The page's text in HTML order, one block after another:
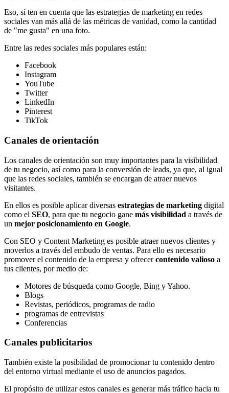
Eso, sí ten en cuenta que las estrategias de marketing en redes
sociales van más allá de las métricas de vanidad, como la cantidad
de "me gusta" en una foto.
Entre las redes sociales más populares están:
Facebook
Instagram
YouTube
Twitter
LinkedIn
Pinterest
TikTok
Canales de orientación
Los canales de orientación son muy importantes para la visibilidad
de tu negocio, así como para la conversión de leads, ya que, al igual
que las redes sociales, también se encargan de atraer nuevos
visitantes.
En ellos es posible aplicar diversas estrategias de marketing digital
como el SEO, para que tu negocio gane más visibilidad a través de
un mejor posicionamiento en Google.
Con SEO y Content Marketing es posible atraer nuevos clientes y
moverlos a través del embudo de ventas. Para ello es necesario
promover el contenido de la empresa y ofrecercontenido valioso a
tus clientes, por medio de:
Motores de búsqueda como Google, Bing y Yahoo.
Blogs
Revistas, periódicos, programas de radio
programas de entrevistas
Conferencias
Canales publicitarios
También existe la posibilidad de promocionar tu contenido dentro
del entorno virtual mediante el uso de anuncios pagados.
El propósito de utilizar estos canales es generar más tráfico hacia tu